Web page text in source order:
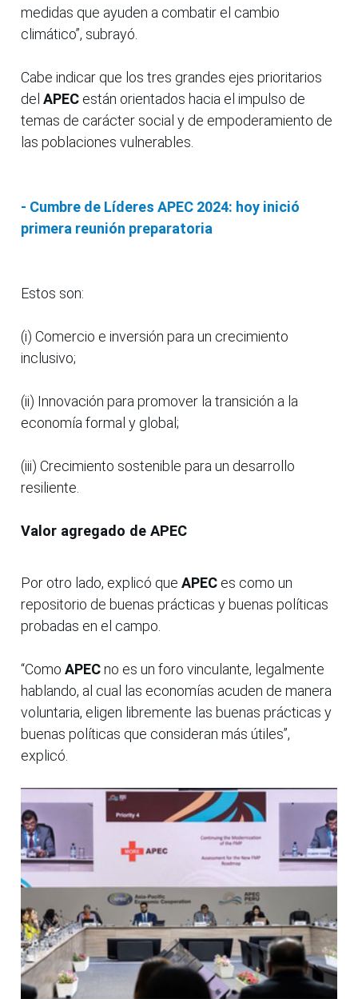
medidas que ayuden a combatir el cambio
climático”, subrayó.
Cabe indicar que los tres grandes ejes prioritarios
del APEC están orientados hacia el impulso de
temas de carácter social y de empoderamiento de
las poblaciones vulnerables.
- Cumbre de Líderes APEC 2024: hoy inició
primera reunión preparatoria
Estos son:
(i) Comercio e inversión para un crecimiento
inclusivo;
(ii) Innovación para promover la transición a la
economía formal y global;
(iii) Crecimiento sostenible para un desarrollo
resiliente.
Valor agregado de APEC
Por otro lado, explicó que APEC es como un
repositorio de buenas prácticas y buenas políticas
probadas en el campo.
“Como APECno es un foro vinculante, legalmente
hablando, al cual las economías acuden de manera
voluntaria, eligen libremente las buenas prácticas y
buenas políticas que consideran más útiles”,
explicó.